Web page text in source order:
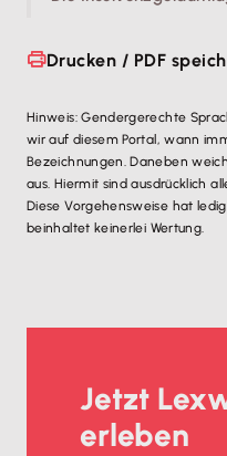
Drucken / PDF
Hinweis: Gendergerechte
wir auf diesem Portal, wann
Bezeichnungen. Daneben
aus. Hiermit sind ausdrücklich
Diese Vorgehensweise hat
beinhaltet keinerlei Wertung.
Jetzt
erleben